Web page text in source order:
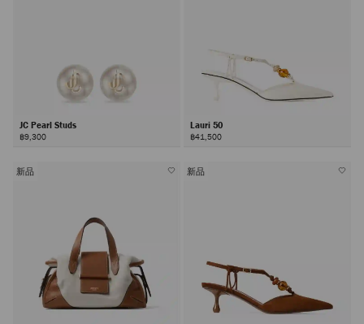
JC Pearl Studs
฿9,300
Lauri 50
฿41,500
新品 新品